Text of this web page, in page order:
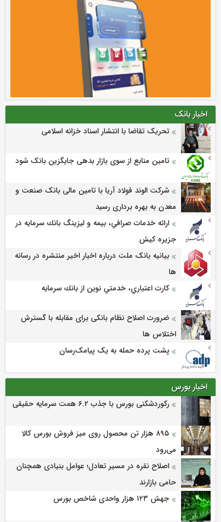
اخبار بانک
تحریک تقاضا با انتشار اسناد خزانه اسلامی
تامین منابع از سوی بازار بدهی جایگزین بانک شود
شرکت الوند فولاد آریا با تامین مالی بانک صنعت و
معدن به بهره برداری رسید
ارائه خدمات صرافي، بيمه و ليزينگ بانك سرمايه در
جزيره كيش
بیانیه بانک ملت درباره اخبار اخیر منتشره در رسانه
ها
كارت اعتباري، خدمتي نوين از بانك سرمايه
ضرورت اصلاح نظام بانکی برای مقابله با گسترش
اختلاس ها
پشت پرده حمله به یک پیامک‌رسان
اخبار بورس
رکوردشکنی بورس با جذب ۶.۲ همت سرمایه حقیقی
۸۹۵ هزار تن محصول روی میز فروش بورس کالا
می‌‌رود
اصلاح نقره در مسیر تعادل؛ عوامل بنیادی همچنان
حامی بازارند
جهش ۱۲۳ هزار واحدی شاخص بورس